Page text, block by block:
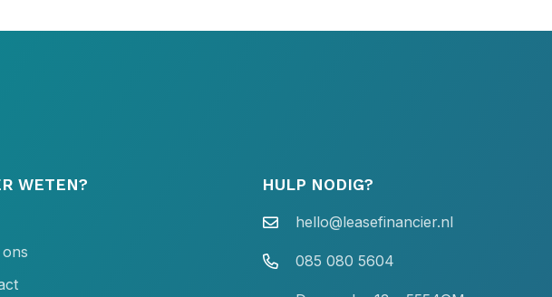
WETEN?
HULP NODIG?
hello@leasefinancier.nl
085 080 5604